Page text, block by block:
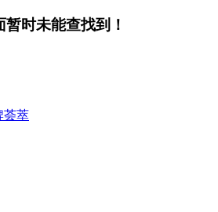
时未能查找到！
荟萃